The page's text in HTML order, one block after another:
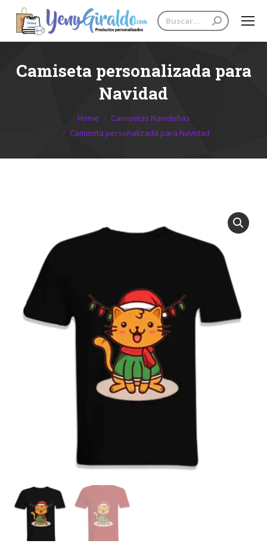
Search:
Camiseta personalizada para
Navidad
Home
Camisetas Navideñas
Camiseta personalizada para Navidad